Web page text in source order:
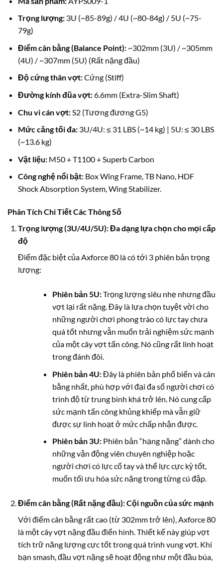
Trọng lượng:3U (~85-89g) / 4U (~80-84g) / 5U (~75-
79g)
Điểm cân bằng (Balance Point):~302mm (3U) / ~305mm
(4U) / ~307mm (5U) (Rất nặng đầu)
Độ cứng thân vợt:Cứng (Stiff)
Đường kính đũa vợt:6.6mm (Extra-Slim Shaft)
Chu vi cán vợt:S2 (Tương đương G5)
Mức căng tối đa:3U/4U: ≤ 31 LBS (~14 kg) | 5U: ≤ 30 LBS
(~13.6 kg)
Vật liệu:M50 + T1100 + Superb Carbon
Công nghệ nổi bật:Box Wing Frame, TB Nano, HDF
Shock Absorption System, Wing Stabilizer.
Phân Tích Chi Tiết Các Thông Số
Trọng lượng (3U/4U/5U): Đa dạng lựa chọn cho mọi cấp
độ
Điểm đặc biệt của Axforce 80 là có tới 3 phiên bản trọng
lượng:
Phiên bản 5U:Trọng lượng siêu nhẹ nhưng đầu
vợt lại rất nặng. Đây là lựa chọn tuyệt vời cho
những người chơi phong trào có lực tay chưa
quá tốt nhưng vẫn muốn trải nghiệm sức mạnh
của một cây vợt tấn công. Nó cũng rất linh hoạt
trong đánh đôi.
Phiên bản 4U:Đây là phiên bản phổ biến và cân
bằng nhất, phù hợp với đại đa số người chơi có
trình độ từ trung bình khá trở lên. Nó cung cấp
sức mạnh tấn công khủng khiếp mà vẫn giữ
được sự linh hoạt ở mức chấp nhận được.
Phiên bản 3U:Phiên bản “hạng nặng” dành cho
những vận động viên chuyên nghiệp hoặc
người chơi có lực cổ tay và thể lực cực kỳ tốt,
muốn tối ưu hóa sức nặng trong từng cú đập.
Điểm cân bằng (Rất nặng đầu): Cội nguồn của sức mạnh
Với điểm cân bằng rất cao (từ 302mm trở lên), Axforce 80
là một cây vợt nặng đầu điển hình. Thiết kế này giúp vợt
tích trữ năng lượng cực tốt trong quá trình vung vợt. Khi
bạn smash, đầu vợt nặng sẽ hoạt động như một đầu búa,